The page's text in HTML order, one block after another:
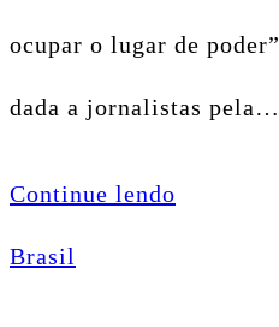
ocupar o lugar de
dada a jornalistas pela…
Continue lendo
Brasil